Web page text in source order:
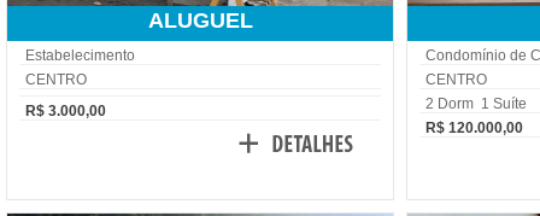
ALUGUEL
Estabelecimento
CENTRO
R$ 3.000,00
Condomínio de
CENTRO
2 Dorm 1 Suíte
R$ 120.000,00